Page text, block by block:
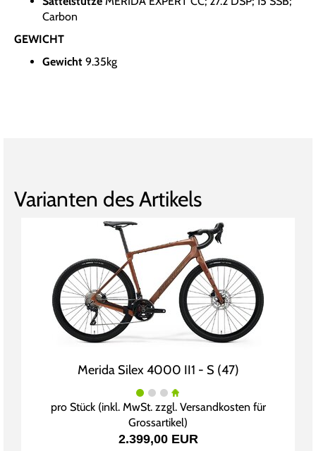
Carbon
GEWICHT
Gewicht 9.35kg
Varianten des Artikels
Merida Silex 4000 II1 - S (47)
pro Stück (inkl. MwSt. zzgl. Versandkosten für
Grossartikel)
2.399,00 EUR